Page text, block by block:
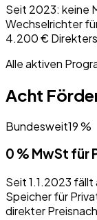
Seit 2023: keine
Wechselrichter
4.200 €
Alle aktiven
Acht
Bundesweit19 %
0 % MwSt für
Seit 1.1.2023
Speicher für
direkter